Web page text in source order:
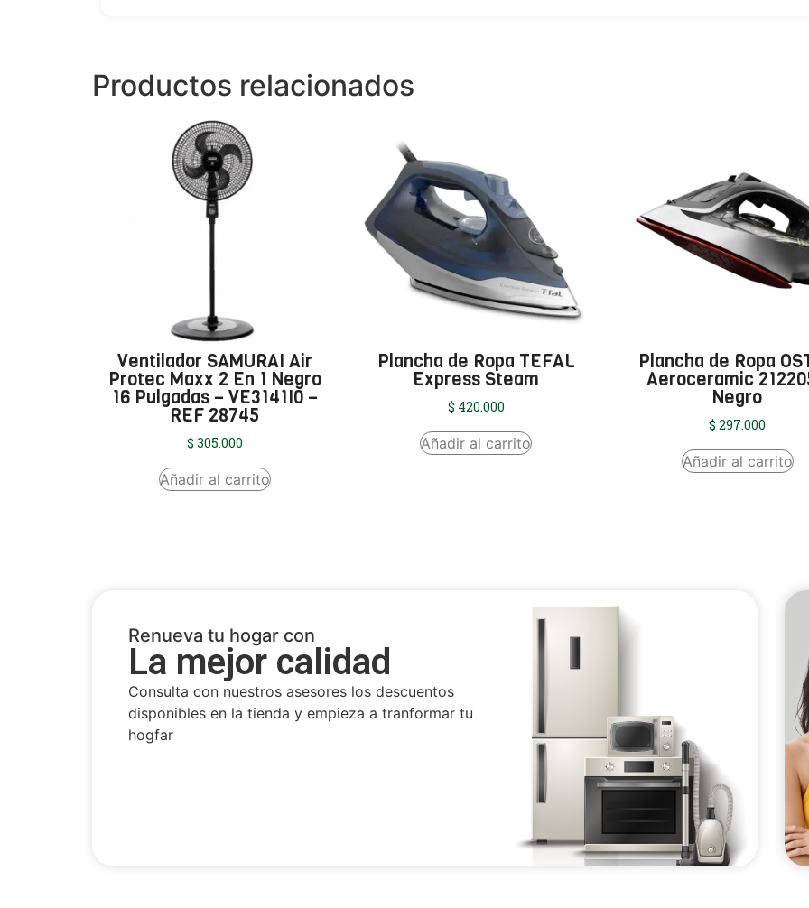
Productos relacionados
Ventilador SAMURAI Air
Protec Maxx 2 En 1 Negro
16 Pulgadas – VE3141I0 –
REF 28745
$ 305.000
Añadir al carrito
Plancha de Ropa TEFAL
Express Steam
$ 420.000
Añadir al carrito
Plancha de Ropa
Aeroceramic
Negro
$ 297.000
Añadir al carrito
Renueva tu hogar con
La mejor calidad
Consulta con nuestros asesores los descuentos
disponibles en la tienda y empieza a tranformar tu
hogfar